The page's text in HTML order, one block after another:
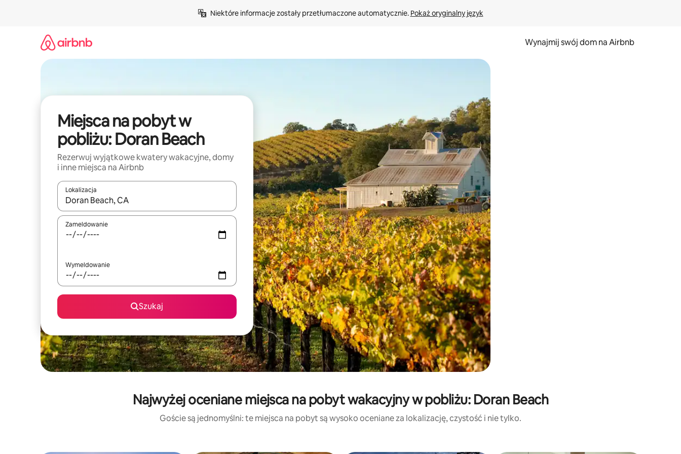
Niektóre informacje zostały przetłumaczone automatycznie. Pokaż oryginalny język
Wynajmij swój dom na Airbnb
Miejsca na pobyt w
pobliżu: Doran Beach
Rezerwuj wyjątkowe kwatery wakacyjne, domy
i inne miejsca na Airbnb
Lokalizacja
Gdy wyniki będą dostępne, możesz poruszać się po nich za pomocą klawiszy strzałek w górę i w dół lub przeglądać je za pomocą gestów dotykowych lub przesuwania.
Zameldowanie
Wymeldowanie
Szukaj
Najwyżej oceniane miejsca na pobyt wakacyjny w pobliżu: Doran Beach
Goście są jednomyślni: te miejsca na pobyt są wysoko oceniane za lokalizację, czystość i nie tylko.